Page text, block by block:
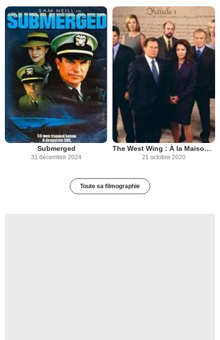
Submerged
31 décembre 2024
The West Wing : À la Maison blanche
21 octobre 2020
Toute sa filmographie